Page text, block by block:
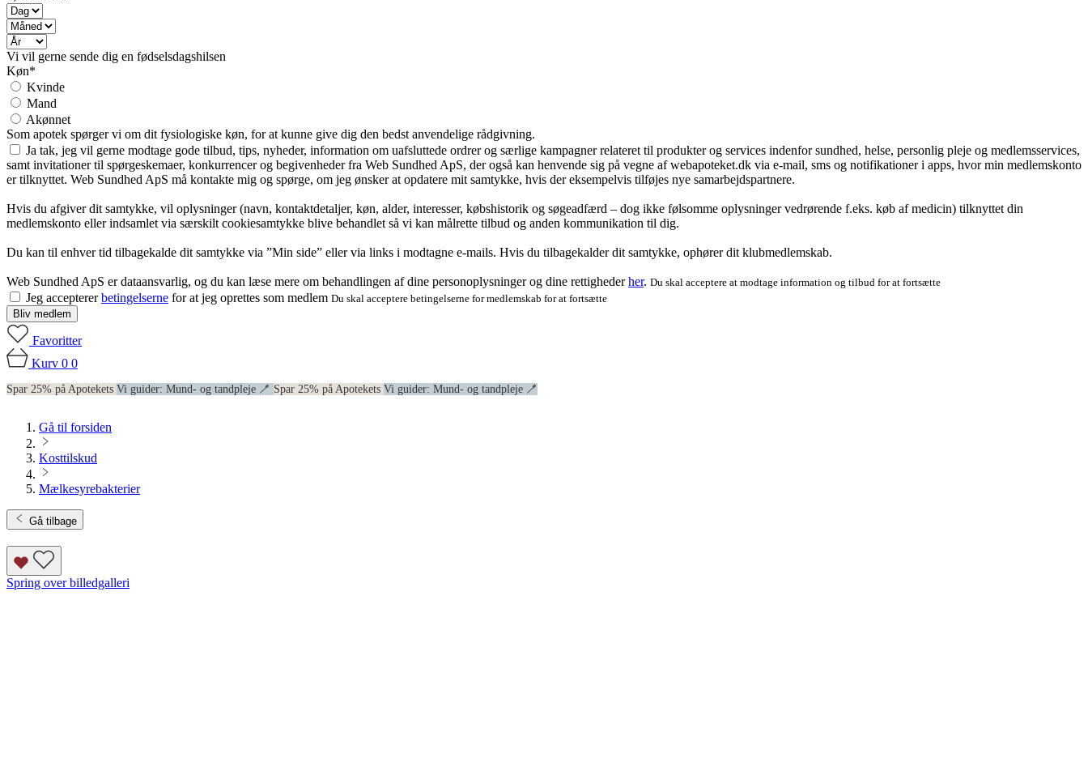
Vi vil gerne sende dig en fødselsdagshilsen
Køn*
Kvinde
Mand
Akønnet
Som apotek spørger vi om dit fysiologiske køn, for at kunne give dig den bedst anvendelige rådgivning.
Ja tak, jeg vil gerne modtage gode tilbud, tips, nyheder, information om uafsluttede ordrer og særlige kampagner relateret til produkter og services indenfor sundhed, helse, personlig pleje og medlemsservices,
samt invitationer til spørgeskemaer, konkurrencer og begivenheder fra Web Sundhed ApS, der også kan henvende sig på vegne af webapoteket.dk via e-mail, sms og notifikationer i apps, hvor min medlemskonto
er tilknyttet. Web Sundhed ApS må kontakte mig og spørge, om jeg ønsker at opdatere mit samtykke, hvis der eksempelvis tilføjes nye samarbejdspartnere.
Hvis du afgiver dit samtykke, vil oplysninger (navn, kontaktdetaljer, køn, alder, interesser, købshistorik og søgeadfærd – dog ikke følsomme oplysninger vedrørende f.eks. køb af medicin) tilknyttet din
medlemskonto eller indsamlet via særskilt cookiesamtykke blive behandlet så vi kan målrette tilbud og anden kommunikation til dig.
Du kan til enhver tid tilbagekalde dit samtykke via ”Min side” eller via links i modtagne e-mails. Hvis du tilbagekalder dit samtykke, ophører dit klubmedlemskab.
Web Sundhed ApS er dataansvarlig, og du kan læse mere om behandlingen af dine personoplysninger og dine rettighederher. Du skal acceptere at modtage information og tilbud for at fortsætte
Jeg acceptererbetingelserne for at jeg oprettes som medlem Du skal acceptere betingelserne for medlemskab for at fortsætte
Bliv medlem
Favoritter
Kurv 0 0
Spar 25% på Apotekets Vi guider: Mund- og tandpleje 🪥 Spar 25% på Apotekets Vi guider: Mund- og tandpleje 🪥
Gå til forsiden
Kosttilskud
Mælkesyrebakterier
Gå tilbage
Spring over billedgalleri